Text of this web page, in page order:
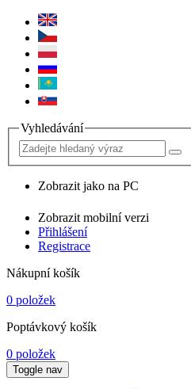
Vyhledávání
Zobrazit jako na PC
Zobrazit mobilní verzi
Přihlášení
Registrace
Nákupní košík
0 položek
Poptávkový košík
0 položek
Toggle nav